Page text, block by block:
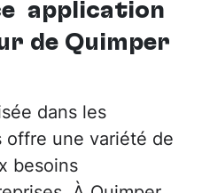
application
de Quimper
dans les
offre une variété de
besoins